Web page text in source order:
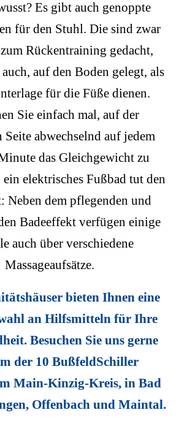
Es gibt auch genoppte
für den Stuhl. Die sind zwar
Rückentraining gedacht,
auf den Boden gelegt, als
für die Füße dienen.
Sie einfach mal, auf der
Seite abwechselnd auf jedem
das Gleichgewicht zu
elektrisches Fußbad tut den
Neben dem pflegenden und
Badeeffekt verfügen einige
auch über verschiedene
Massageaufsätze.
bieten Ihnen eine
an Hilfsmitteln für Ihre
. Besuchen Sie uns gerne
der 10 BußfeldSchiller
Main-Kinzig-Kreis, in Bad
Offenbach und Maintal.